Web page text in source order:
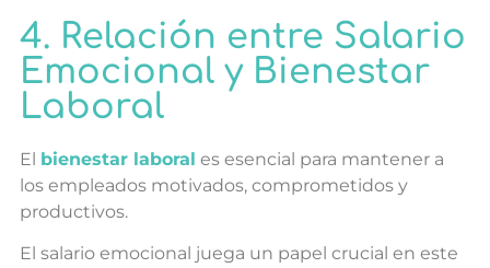
4. Relación entre Salario
Emocional y Bienestar
Laboral
El bienestar laboral es esencial para mantener a
los empleados motivados, comprometidos y
productivos.
El salario emocional juega un papel crucial en este